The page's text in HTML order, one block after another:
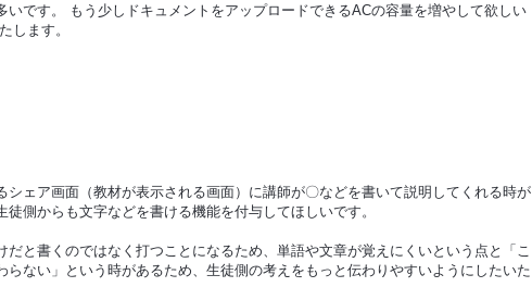
いです。 もう少しドキュメントをアップロードできるACの容量を増やして欲しい
します。
シェア画面（教材が表示される画面）に講師が〇などを書いて説明してくれる時が
徒側からも文字などを書ける機能を付与してほしいです。
だと書くのではなく打つことになるため、単語や文章が覚えにくいという点と「こ
らない」という時があるため、生徒側の考えをもっと伝わりやすいようにしたいた